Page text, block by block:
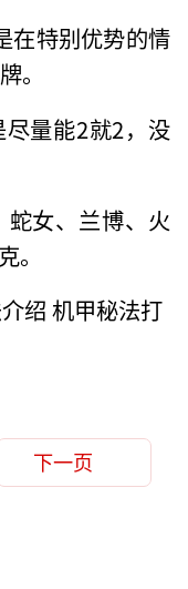
在特别优势的情
。
量能2就2，没
女、兰博、火
。
下一页